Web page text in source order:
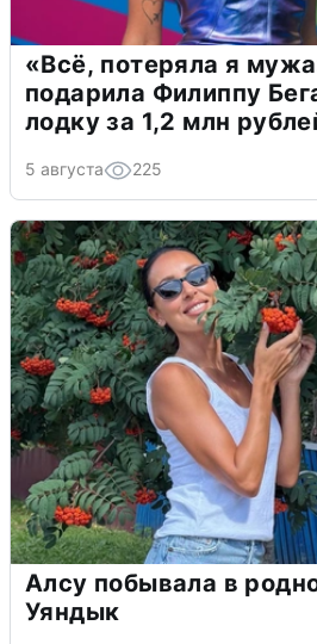
«Всё, потеряла я
подарила Филиппу
лодку за 1,2 млн
5 августа 225
Алсу побывала в
Уяндык